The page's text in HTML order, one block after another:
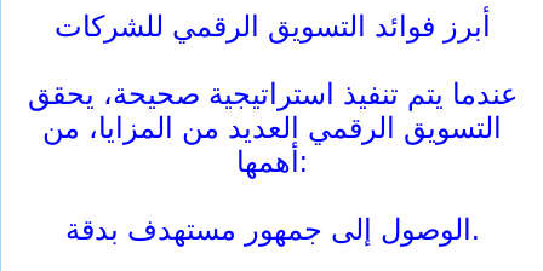
أبرز فوائد التسويق الرقمي للشركات
عندما يتم تنفيذ استراتيجية صحيحة، يحقق
التسويق الرقمي العديد من المزايا، من
أهمها:
الوصول إلى جمهور مستهدف بدقة.